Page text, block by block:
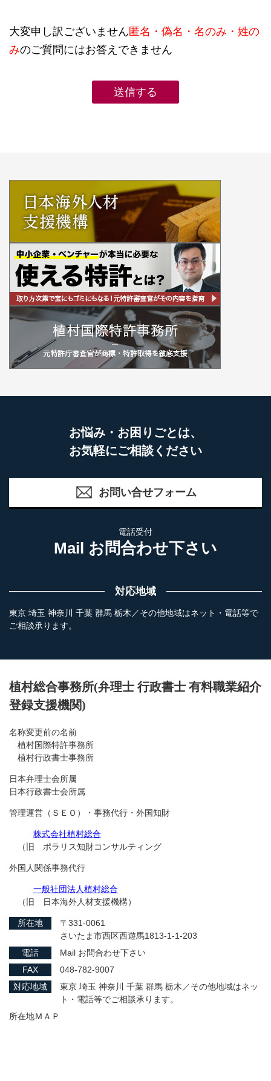
大変申し訳ございません匿名・偽名・名のみ・姓の
みのご質問にはお答えできません
お悩み・お困りごとは、
お気軽にご相談ください
お問い合せフォーム
電話受付
Mail お問合わせ下さい
対応地域
東京 埼玉 神奈川 千葉 群馬 栃木／その他地域はネット・電話等で
ご相談承ります。
植村総合事務所(弁理士 行政書士 有料職業紹介
登録支援機関)
名称変更前の名前
植村国際特許事務所
植村行政書士事務所
日本弁理士会所属
日本行政書士会所属
管理運営（ＳＥＯ）・事務代行・外国知財
株式会社植村総合
（旧 ポラリス知財コンサルティング
外国人関係事務代行
一般社団法人植村総合
（旧 日本海外人材支援機構）
所在地
〒331-0061
さいたま市西区西遊馬1813-1-1-203
電話
Mail お問合わせ下さい
FAX
048-782-9007
対応地域
東京 埼玉 神奈川 千葉 群馬 栃木／その他地域はネッ
ト・電話等でご相談承ります。
所在地ＭＡＰ